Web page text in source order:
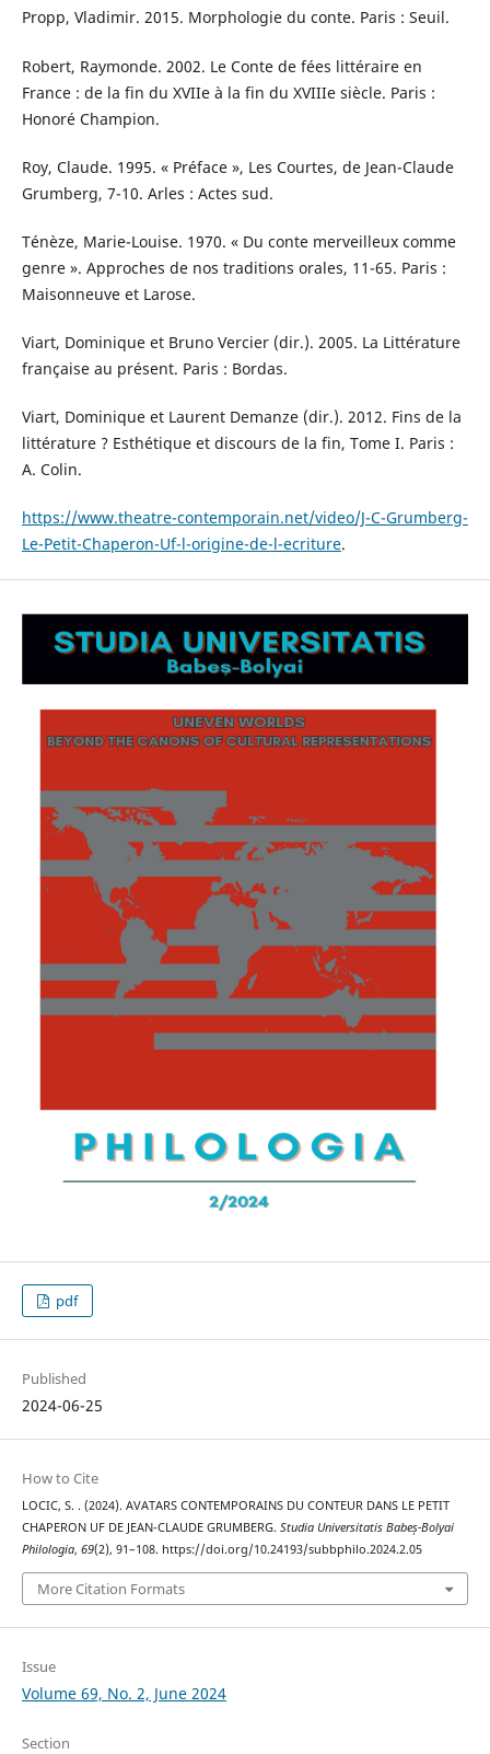
Propp, Vladimir. 2015. Morphologie du conte. Paris : Seuil.
Robert, Raymonde. 2002. Le Conte de fées littéraire en
France : de la fin du XVIIe à la fin du XVIIIe siècle. Paris :
Honoré Champion.
Roy, Claude. 1995. « Préface », Les Courtes, de Jean-Claude
Grumberg, 7-10. Arles : Actes sud.
Ténèze, Marie-Louise. 1970. « Du conte merveilleux comme
genre ». Approches de nos traditions orales, 11-65. Paris :
Maisonneuve et Larose.
Viart, Dominique et Bruno Vercier (dir.). 2005. La Littérature
française au présent. Paris : Bordas.
Viart, Dominique et Laurent Demanze (dir.). 2012. Fins de la
littérature ? Esthétique et discours de la fin, Tome I. Paris :
A. Colin.
https://www.theatre-contemporain.net/video/J-C-Grumberg-
Le-Petit-Chaperon-Uf-l-origine-de-l-ecriture.
pdf
Published
2024-06-25
How to Cite
LOCIC, S. . (2024). AVATARS CONTEMPORAINS DU CONTEUR DANS LE PETIT
CHAPERON UF DE JEAN-CLAUDE GRUMBERG. Studia Universitatis Babeș-Bolyai
Philologia, 69(2), 91–108. https://doi.org/10.24193/subbphilo.2024.2.05
More Citation Formats
Issue
Volume 69, No. 2, June 2024
Section